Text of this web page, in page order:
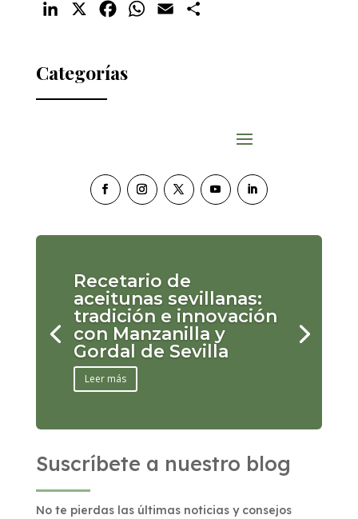
LinkedIn FacebookWhatsApp
Email
Categorías
Recetario de
aceitunas sevillanas:
tradición e innovación
con Manzanilla y
Gordal de Sevilla
Leer más
Suscríbete a nuestro blog
No te pierdas las últimas noticias y consejos